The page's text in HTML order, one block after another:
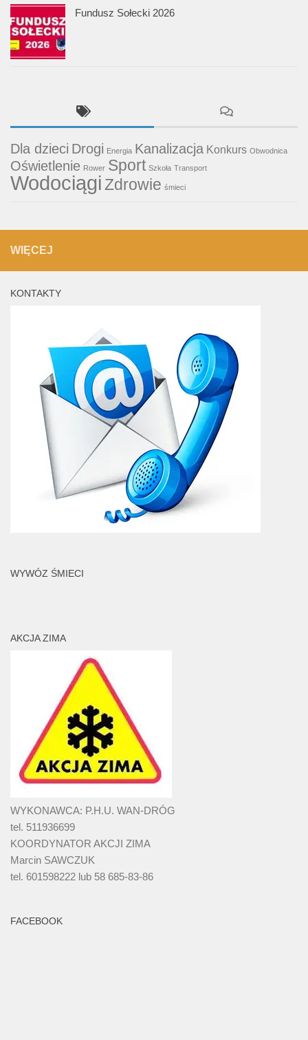
Fundusz Sołecki 2026
Dla dzieci Drogi Energia Kanalizacja Konkurs Obwodnica
Oświetlenie Rower Sport Szkoła Transport
WodociągiZdrowie śmieci
WIĘCEJ
KONTAKTY
WYWÓZ ŚMIECI
AKCJA ZIMA
WYKONAWCA: P.H.U. WAN-DRÓG
tel. 511936699
KOORDYNATOR AKCJI ZIMA
Marcin SAWCZUK
tel. 601598222 lub 58 685-83-86
FACEBOOK